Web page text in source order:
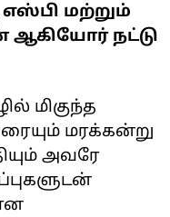
மற்றும்
ஆகியோர் நட்டு
மிகுந்த
மரக்கன்று
அவரே